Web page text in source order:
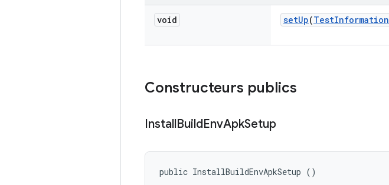
void setUp(TestInformation
Constructeurs publics
InstallBuildEnvApkSetup
public InstallBuildEnvApkSetup ()